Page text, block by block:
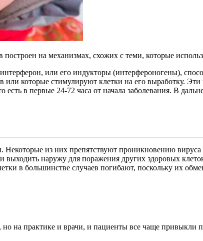
на механизмах, схожих с теми, которые
или его индукторы (интерфероногены),
которые стимулируют клетки на его выработку.
в первые 24-72 часа от начала заболевания. В
Некоторые из них препятствуют проникновению
выходить наружу для поражения других здоровых
в большинстве случаев погибают, поскольку их
на практике и врачи, и пациенты все чаще привыкли